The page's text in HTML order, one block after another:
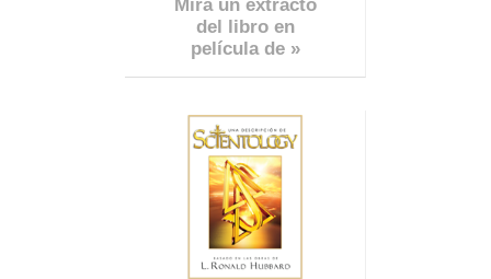
Mira un extracto
del libro en
película de »